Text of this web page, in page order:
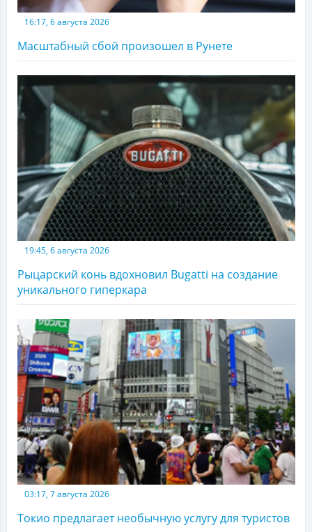
16:17, 6 августа 2026
Масштабный сбой произошел в Рунете
19:45, 6 августа 2026
Рыцарский конь вдохновил Bugatti на создание
уникального гиперкара
03:17, 7 августа 2026
Токио предлагает необычную услугу для туристов